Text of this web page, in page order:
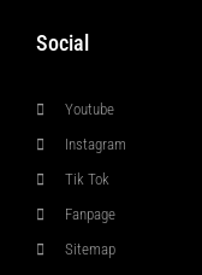
Social
Youtube
Instagram
Tik Tok
Fanpage
Sitemap